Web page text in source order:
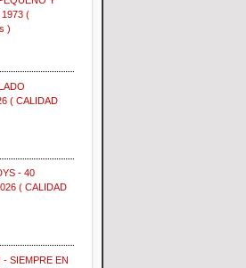
1973 (
)
( CALIDAD
- 40
( CALIDAD
SIEMPRE EN